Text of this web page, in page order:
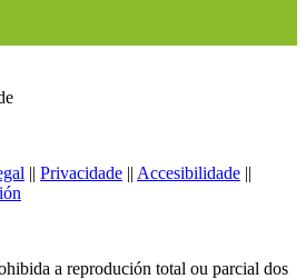
|| Privacidade || Accesibilidade ||
a reprodución total ou parcial dos